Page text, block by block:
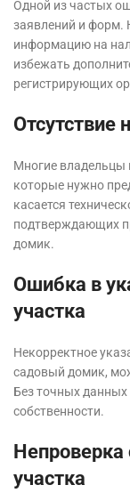
Одной из частых
заявлений и форм.
информацию на
избежать
регистрирующих
Отсутствие
Многие владельцы
которые нужно
касается
подтверждающих
домик.
Ошибка в
участка
Некорректное
садовый домик,
Без точных
собственности.
Непроверка
участка